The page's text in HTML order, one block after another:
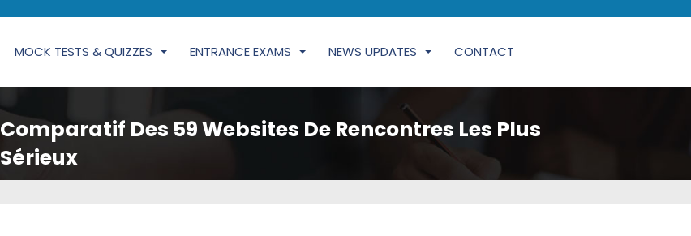
MOCK TESTS & QUIZZES ENTRANCE EXAMS NEWS UPDATES CONTACT
Comparatif Des 59 Websites De Rencontres Les Plus
Sérieux